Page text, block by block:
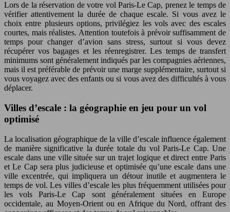
Lors de la réservation de votre vol Paris-Le Cap, prenez le temps de
vérifier attentivement la durée de chaque escale. Si vous avez le
choix entre plusieurs options, privilégiez les vols avec des escales
courtes, mais réalistes. Attention toutefois à prévoir suffisamment de
temps pour changer d’avion sans stress, surtout si vous devez
récupérer vos bagages et les réenregistrer. Les temps de transfert
minimums sont généralement indiqués par les compagnies aériennes,
mais il est préférable de prévoir une marge supplémentaire, surtout si
vous voyagez avec des enfants ou si vous avez des difficultés à vous
déplacer.
Villes d’escale : la géographie en jeu pour un vol
optimisé
La localisation géographique de la ville d’escale influence également
de manière significative la durée totale du vol Paris-Le Cap. Une
escale dans une ville située sur un trajet logique et direct entre Paris
et Le Cap sera plus judicieuse et optimisée qu’une escale dans une
ville excentrée, qui impliquera un détour inutile et augmentera le
temps de vol. Les villes d’escale les plus fréquemment utilisées pour
les vols Paris-Le Cap sont généralement situées en Europe
occidentale, au Moyen-Orient ou en Afrique du Nord, offrant des